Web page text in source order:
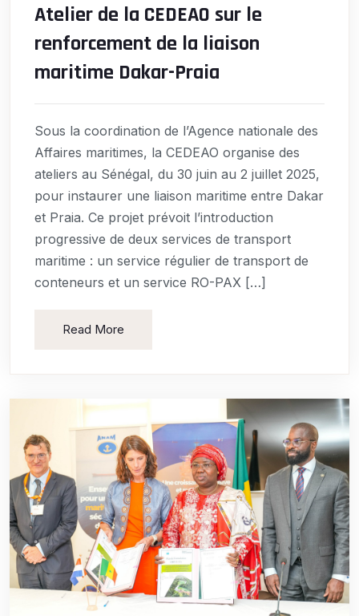
Atelier de la CEDEAO sur le
renforcement de la liaison
maritime Dakar-Praia
Sous la coordination de l’Agence nationale des
Affaires maritimes, la CEDEAO organise des
ateliers au Sénégal, du 30 juin au 2 juillet 2025,
pour instaurer une liaison maritime entre Dakar
et Praia. Ce projet prévoit l’introduction
progressive de deux services de transport
maritime : un service régulier de transport de
conteneurs et un service RO-PAX […]
Read More